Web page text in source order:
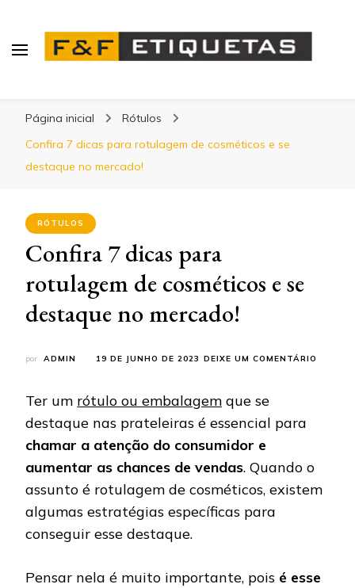
Página inicial
Rótulos
Confira 7 dicas para rotulagem de cosméticos e se
destaque no mercado!
RÓTULOS
Confira 7 dicas para
rotulagem de cosméticos e se
destaque no mercado!
por ADMIN 19 DE JUNHO DE 2023 DEIXE UM COMENTÁRIO
SE
Ter um rótulo ou embalagem que se
destaque nas prateleiras é essencial para
chamar a atenção do consumidor e
aumentar as chances de vendas. Quando o
assunto é rotulagem de cosméticos, existem
algumas estratégias específicas para
conseguir esse destaque.
Pensar nela é muito importante, pois é esse